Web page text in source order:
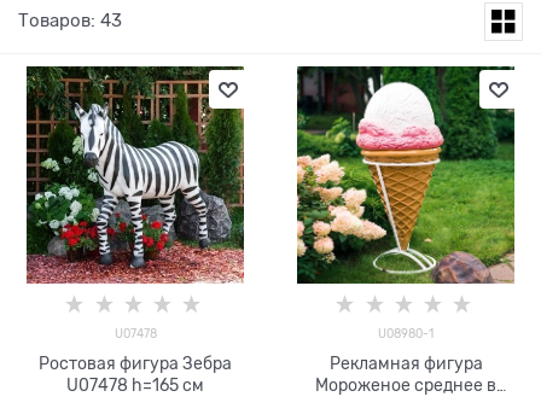
Товаров: 43
U07478
Ростовая фигура Зебра
U07478 h=165 см
U08980-1
Рекламная фигура
Мороженое среднее в